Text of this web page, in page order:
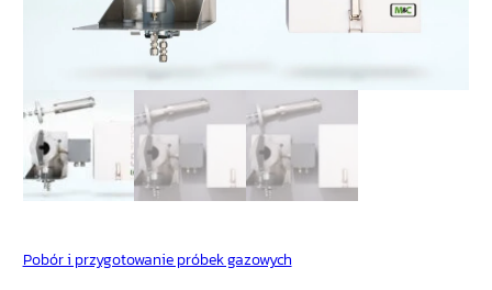
Pobór i przygotowanie próbek gazowych